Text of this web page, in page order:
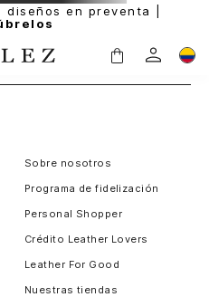
diseños en preventa |
Sobre nosotros
Programa de fidelización
Personal Shopper
Crédito Leather Lovers
Leather For Good
Nuestras tiendas